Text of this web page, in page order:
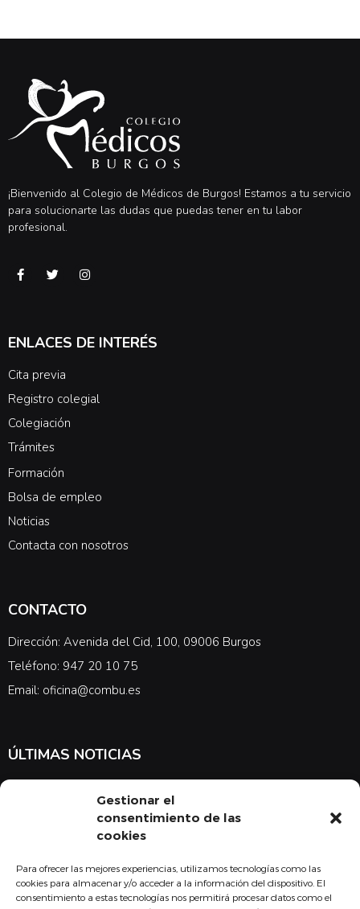
Gestionar el
consentimiento de las
cookies
Para ofrecer las mejores experiencias, utilizamos tecnologías como las
cookies para almacenar y/o acceder a la información del dispositivo. El
consentimiento a estas tecnologías nos permitirá procesar datos como el
¡Bienvenido al Colegio de Médicos de Burgos! Estamos a tu servicio
para solucionarte las dudas que puedas tener en tu labor
profesional.
ENLACES DE INTERÉS
Cita previa
Registro colegial
Colegiación
Trámites
Formación
Bolsa de empleo
Noticias
Contacta con nosotros
CONTACTO
Dirección: Avenida del Cid, 100, 09006 Burgos
Teléfono: 947 20 10 75
Email: oficina@combu.es
ÚLTIMAS NOTICIAS
noticias en cuanto a medicina y el COMBU
Acepto la política de privacidad